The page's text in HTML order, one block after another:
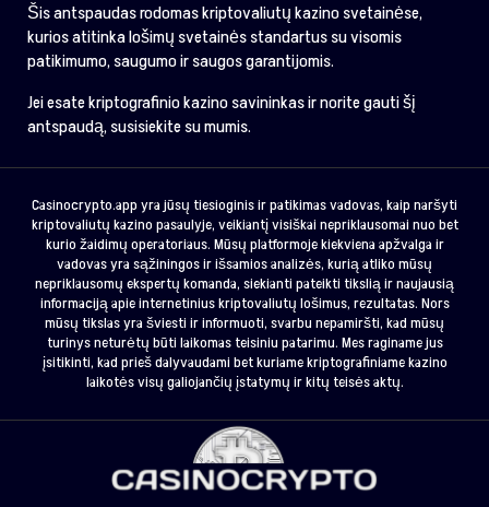
Šis antspaudas rodomas kriptovaliutų kazino svetainėse,
kurios atitinka lošimų svetainės standartus su visomis
patikimumo, saugumo ir saugos garantijomis.
Jei esate kriptografinio kazino savininkas ir norite gauti šį
antspaudą, susisiekite su mumis.
Casinocrypto.app yra jūsų tiesioginis ir patikimas vadovas, kaip naršyti
kriptovaliutų kazino pasaulyje, veikiantį visiškai nepriklausomai nuo bet
kurio žaidimų operatoriaus. Mūsų platformoje kiekviena apžvalga ir
vadovas yra sąžiningos ir išsamios analizės, kurią atliko mūsų
nepriklausomų ekspertų komanda, siekianti pateikti tikslią ir naujausią
informaciją apie internetinius kriptovaliutų lošimus, rezultatas. Nors
mūsų tikslas yra šviesti ir informuoti, svarbu nepamiršti, kad mūsų
turinys neturėtų būti laikomas teisiniu patarimu. Mes raginame jus
įsitikinti, kad prieš dalyvaudami bet kuriame kriptografiniame kazino
laikotės visų galiojančių įstatymų ir kitų teisės aktų.